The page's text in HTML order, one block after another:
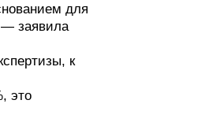
для
— заявила
к
это